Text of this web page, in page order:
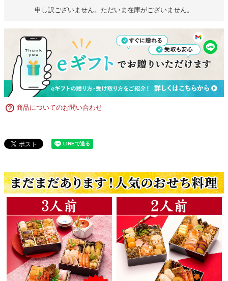
申し訳ございません。ただいま在庫がございません。
商品についてのお問い合わせ